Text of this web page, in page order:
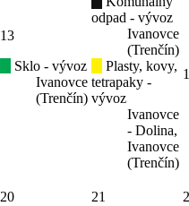
13
Sklo - vývoz
Ivanovce
(Trenčín)
odpad - vývoz
Ivanovce
(Trenčín)
Plasty, kovy,
tetrapaky -
vývoz
Ivanovce
- Dolina,
Ivanovce
(Trenčín)
20 21